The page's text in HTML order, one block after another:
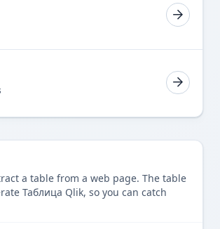
a table from a web page. The table
Таблица Qlik, so you can catch